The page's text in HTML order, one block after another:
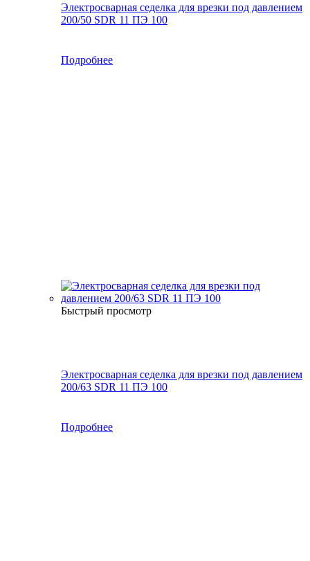
Электросварная седелка для врезки под давлением
200/50 SDR 11 ПЭ 100
Подробнее
Быстрый просмотр
Электросварная седелка для врезки под давлением
200/63 SDR 11 ПЭ 100
Подробнее